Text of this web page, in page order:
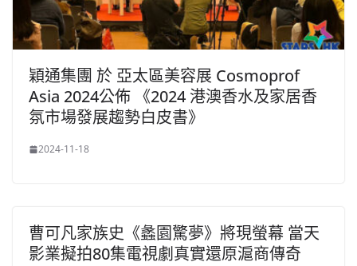
穎通集團 於 亞太區美容展 Cosmoprof
Asia 2024公佈 《2024 港澳香水及家居香
氛市場發展趨勢白皮書》
2024-11-18
曹可凡家族史《蠡園驚夢》將現螢幕 當天
影業擬拍80集電視劇真實還原滬商傳奇